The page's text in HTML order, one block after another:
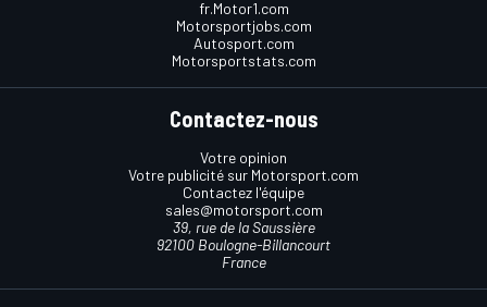
fr.Motor1.com
Motorsportjobs.com
Autosport.com
Motorsportstats.com
Contactez-nous
Votre opinion
Votre publicité sur Motorsport.com
Contactez l'équipe
sales@motorsport.com
39, rue de la Saussière
92100 Boulogne-Billancourt
France